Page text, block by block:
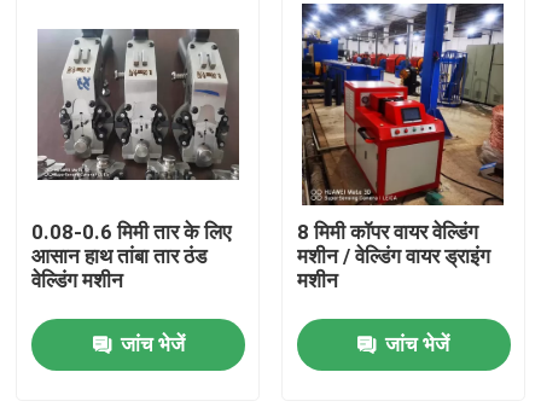
0.08-0.6 मिमी तार के लिए
आसान हाथ तांबा तार ठंड
वेल्डिंग मशीन
जांच भेजें
8 मिमी कॉपर वायर वेल्डिंग
मशीन / वेल्डिंग वायर ड्राइंग
मशीन
जांच भेजें